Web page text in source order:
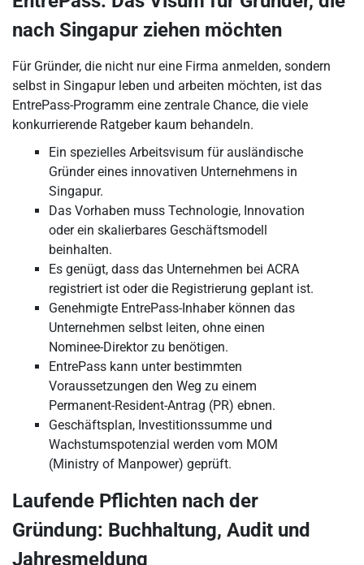
nach Singapur ziehen möchten
Für Gründer, die nicht nur eine Firma anmelden, sondern
selbst in Singapur leben und arbeiten möchten, ist das
EntrePass-Programm eine zentrale Chance, die viele
konkurrierende Ratgeber kaum behandeln.
Ein spezielles Arbeitsvisum für ausländische
Gründer eines innovativen Unternehmens in
Singapur.
Das Vorhaben muss Technologie, Innovation
oder ein skalierbares Geschäftsmodell
beinhalten.
Es genügt, dass das Unternehmen bei ACRA
registriert ist oder die Registrierung geplant ist.
Genehmigte EntrePass-Inhaber können das
Unternehmen selbst leiten, ohne einen
Nominee-Direktor zu benötigen.
EntrePass kann unter bestimmten
Voraussetzungen den Weg zu einem
Permanent-Resident-Antrag (PR) ebnen.
Geschäftsplan, Investitionssumme und
Wachstumspotenzial werden vom MOM
(Ministry of Manpower) geprüft.
Laufende Pflichten nach der
Gründung: Buchhaltung, Audit und
Jahresmeldung